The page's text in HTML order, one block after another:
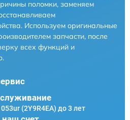
поломки, заменяем
Используем оригинальные
запчасти, после
всех функций и
(2Y9R4EA) до 3 лет